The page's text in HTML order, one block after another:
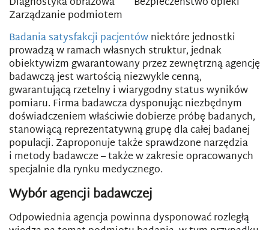
Zarządzanie podmiotem
Badania satysfakcji pacjentówniektóre jednostki
prowadzą w ramach własnych struktur, jednak
obiektywizm gwarantowany przez zewnętrzną agencję
badawczą jest wartością niezwykle cenną,
gwarantującą rzetelny i wiarygodny status wyników
pomiaru. Firma badawcza dysponując niezbędnym
doświadczeniem właściwie dobierze próbę badanych,
stanowiącą reprezentatywną grupę dla całej badanej
populacji. Zaproponuje także sprawdzone narzędzia
i metody badawcze – także w zakresie opracowanych
specjalnie dla rynku medycznego.
Wybór agencji badawczej
Odpowiednia agencja powinna dysponować rozległą